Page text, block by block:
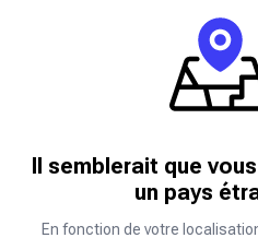
Carte-cadeau
Il semblerait que
un pays
En fonction de votre